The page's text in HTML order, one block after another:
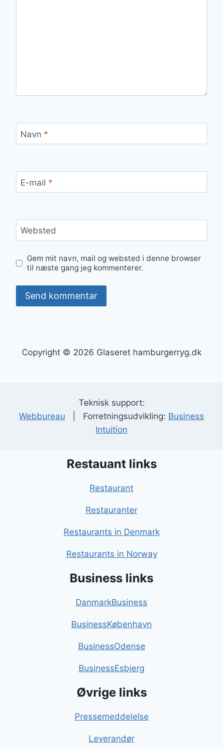
Navn *
E-mail *
Websted
Gem mit navn, mail og websted i denne browser
til næste gang jeg kommenterer.
Copyright © 2026 Glaseret hamburgerryg.dk
Teknisk support:
Webbureau | Forretningsudvikling: Business
Intuition
Restauant links
Restaurant
Restauranter
Restaurants in Denmark
Restaurants in Norway
Business links
DanmarkBusiness
BusinessKøbenhavn
BusinessOdense
BusinessEsbjerg
Øvrige links
Pressemeddelelse
Leverandør